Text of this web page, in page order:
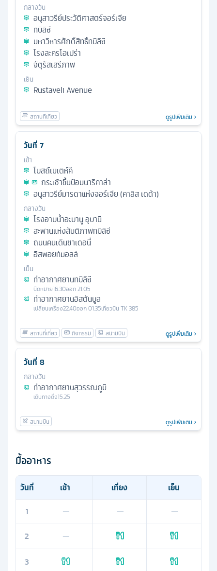
กลางวัน
อนุสาวรีย์ประวัติศาสตร์จอร์เจีย
ทบิลิซี
มหาวิหารศักดิ์สิทธิ์ทบิลิซี
โรงละครโอเปร่า
จัตุรัสเสรีภาพ
เย็น
Rustaveli Avenue
ดูรูปเพิ่มเติม
วันที่ 7
เช้า
โบสถ์เมเตห์คี
กระเช้าขึ้นป้อมนาริคาล่า
อนุสาวรีย์มารดาแห่งจอร์เจีย (คาลิส เดด้า)
กลางวัน
โรงอาบน้ำอะบานู อุบานิ
สะพานแห่งสันติภาพทบิลิซี
ถนนคนเดินชาเดอนี่
อีสพอยท์มอลล์
เย็น
ท่าอากาศยานทบิลิซี
นัดหมาย16.30ออก21.05
ท่าอากาศยานอิสตันบูล
เปลี่ยนเครื่อง22.40ออก01.35เที่ยวบิน TK 385
ดูรูปเพิ่มเติม
วันที่ 8
กลางวัน
ท่าอากาศยานสุวรรณภูมิ
เดินทางถึง15.25
ดูรูปเพิ่มเติม
มื้ออาหาร
วันที่ เช้า เที่ยง
เย็น
1
— —
—
2
—
3